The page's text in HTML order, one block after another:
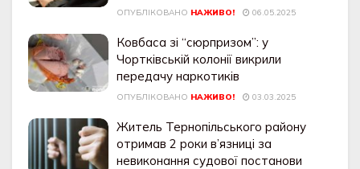
ОПУБЛІКОВАНО НАЖИВО! 06.05.2025
Ковбаса зі “сюрпризом”: у
Чортківській колонії викрили
передачу наркотиків
ОПУБЛІКОВАНО НАЖИВО! 03.03.2025
Житель Тернопільського району
отримав 2 роки в’язниці за
невиконання судової постанови